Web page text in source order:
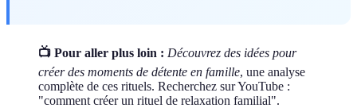
📺 Pour aller plus loin : Découvrez des idées pour
créer des moments de détente en famille, une analyse
complète de ces rituels. Recherchez sur YouTube :
"comment créer un rituel de relaxation familial".